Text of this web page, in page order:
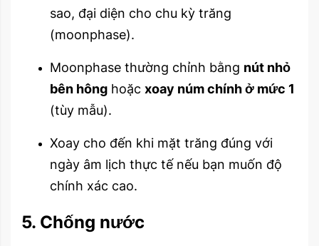
sao, đại diện cho chu kỳ trăng
(moonphase).
Moonphase thường chỉnh bằng nút nhỏ
bên hông hoặc xoay núm chính ở mức 1
(tùy mẫu).
Xoay cho đến khi mặt trăng đúng với
ngày âm lịch thực tế nếu bạn muốn độ
chính xác cao.
5. Chống nước